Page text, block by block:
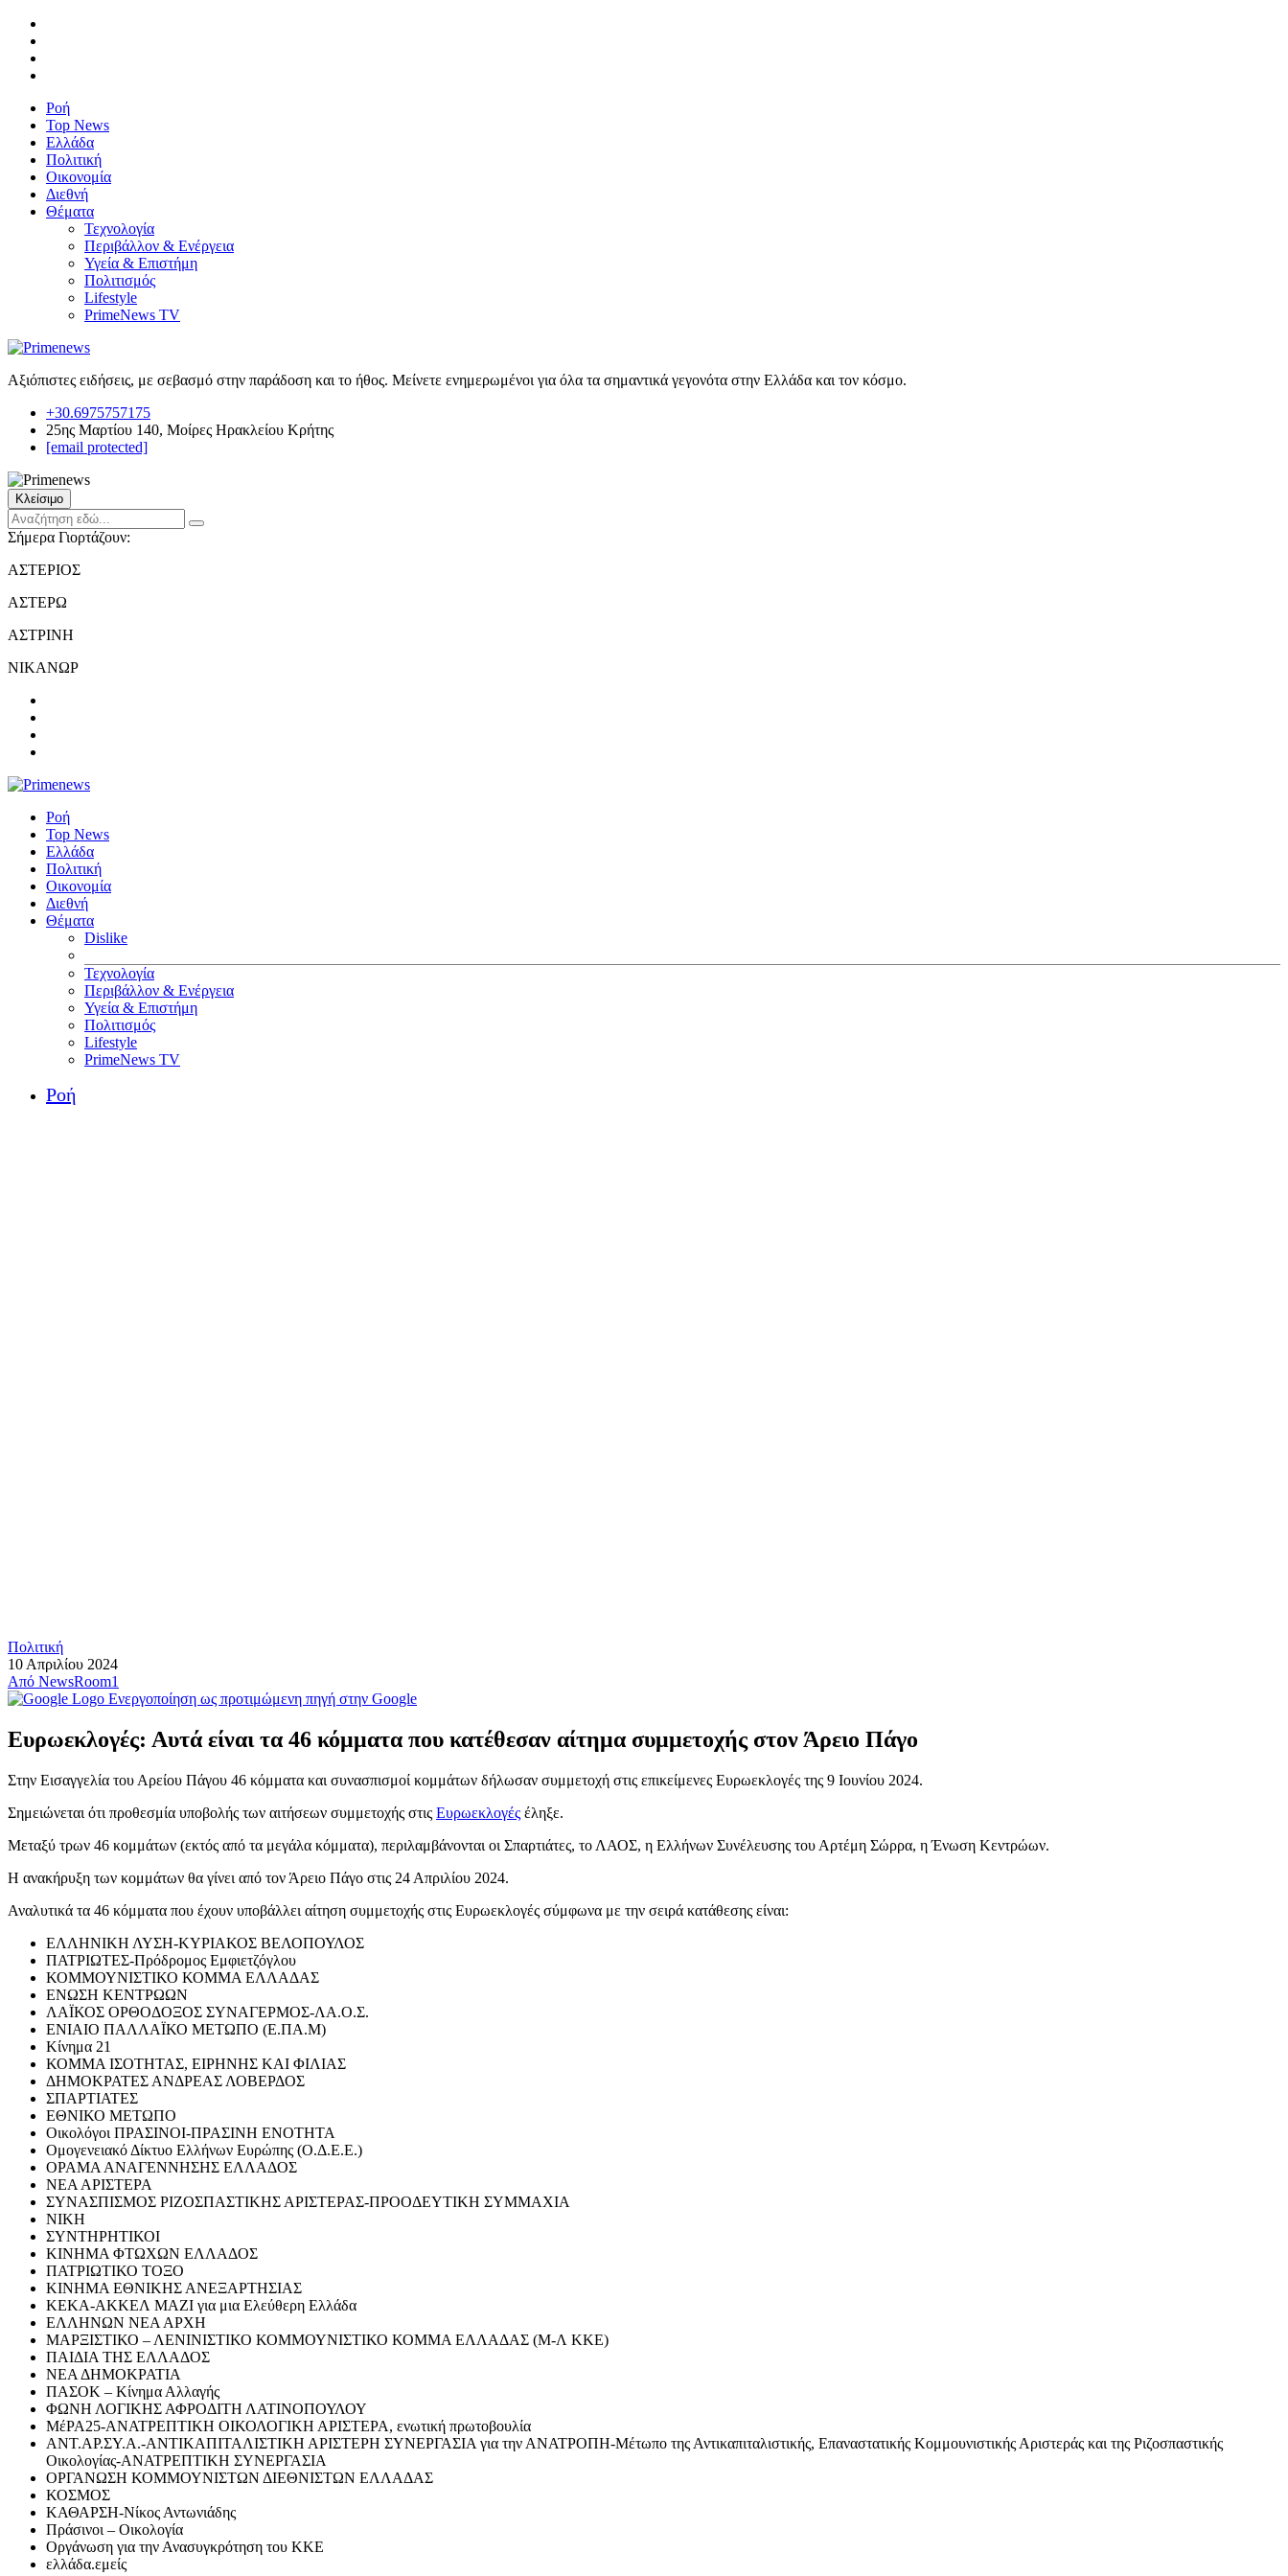
Ροή
Top News
Ελλάδα
Πολιτική
Οικονομία
Διεθνή
Θέματα
Τεχνολογία
Περιβάλλον & Ενέργεια
Υγεία & Επιστήμη
Πολιτισμός
Lifestyle
PrimeNews TV
Αξιόπιστες ειδήσεις, με σεβασμό στην παράδοση και το ήθος. Μείνετε ενημερωμένοι για όλα τα σημαντικά γεγονότα στην Ελλάδα και τον κόσμο.
+30.6975757175
25ης Μαρτίου 140, Μοίρες Ηρακλείου Κρήτης
[email protected]
Κλείσιμο
Σήμερα Γιορτάζουν:
ΑΣΤΕΡΙΟΣ
ΑΣΤΕΡΩ
ΑΣΤΡΙΝΗ
ΝΙΚΑΝΩΡ
Ροή
Top News
Ελλάδα
Πολιτική
Οικονομία
Διεθνή
Θέματα
Dislike
Τεχνολογία
Περιβάλλον & Ενέργεια
Υγεία & Επιστήμη
Πολιτισμός
Lifestyle
PrimeNews TV
Ροή
Πολιτική
10 Απριλίου 2024
Από NewsRoom1
Ενεργοποίηση ως προτιμώμενη πηγή στην Google
Ευρωεκλογές: Αυτά είναι τα 46 κόμματα που κατέθεσαν αίτημα συμμετοχής στον Άρειο Πάγο
Στην Εισαγγελία του Αρείου Πάγου 46 κόμματα και συνασπισμοί κομμάτων δήλωσαν συμμετοχή στις επικείμενες Ευρωεκλογές της 9 Ιουνίου 2024.
Σημειώνεται ότι προθεσμία υποβολής των αιτήσεων συμμετοχής στις Ευρωεκλογές έληξε.
Μεταξύ τρων 46 κομμάτων (εκτός από τα μεγάλα κόμματα), περιλαμβάνονται οι Σπαρτιάτες, το ΛΑΟΣ, η Ελλήνων Συνέλευσης του Αρτέμη Σώρρα, η Ένωση Κεντρώων.
Η ανακήρυξη των κομμάτων θα γίνει από τον Άρειο Πάγο στις 24 Απριλίου 2024.
Αναλυτικά τα 46 κόμματα που έχουν υποβάλλει αίτηση συμμετοχής στις Ευρωεκλογές σύμφωνα με την σειρά κατάθεσης είναι:
ΕΛΛΗΝΙΚΗ ΛΥΣΗ-ΚΥΡΙΑΚΟΣ ΒΕΛΟΠΟΥΛΟΣ
ΠΑΤΡΙΩΤΕΣ-Πρόδρομος Εμφιετζόγλου
ΚΟΜΜΟΥΝΙΣΤΙΚΟ ΚΟΜΜΑ ΕΛΛΑΔΑΣ
ΕΝΩΣΗ ΚΕΝΤΡΩΩΝ
ΛΑΪΚΟΣ ΟΡΘΟΔΟΞΟΣ ΣΥΝΑΓΕΡΜΟΣ-ΛΑ.Ο.Σ.
ΕΝΙΑΙΟ ΠΑΛΛΑΪΚΟ ΜΕΤΩΠΟ (Ε.ΠΑ.Μ)
Κίνημα 21
ΚΟΜΜΑ ΙΣΟΤΗΤΑΣ, ΕΙΡΗΝΗΣ ΚΑΙ ΦΙΛΙΑΣ
ΔΗΜΟΚΡΑΤΕΣ ΑΝΔΡΕΑΣ ΛΟΒΕΡΔΟΣ
ΣΠΑΡΤΙΑΤΕΣ
ΕΘΝΙΚΟ ΜΕΤΩΠΟ
Oικολόγοι ΠΡΑΣΙΝΟΙ-ΠΡΑΣΙΝΗ ΕΝΟΤΗΤΑ
Ομογενειακό Δίκτυο Ελλήνων Ευρώπης (Ο.Δ.Ε.Ε.)
ΟΡΑΜΑ ΑΝΑΓΕΝΝΗΣΗΣ ΕΛΛΑΔΟΣ
ΝΕΑ ΑΡΙΣΤΕΡΑ
ΣΥΝΑΣΠΙΣΜΟΣ ΡΙΖΟΣΠΑΣΤΙΚΗΣ ΑΡΙΣΤΕΡΑΣ-ΠΡΟΟΔΕΥΤΙΚΗ ΣΥΜΜΑΧΙΑ
ΝΙΚΗ
ΣΥΝΤΗΡΗΤΙΚΟΙ
ΚΙΝΗΜΑ ΦΤΩΧΩΝ ΕΛΛΑΔΟΣ
ΠΑΤΡΙΩΤΙΚΟ ΤΟΞΟ
ΚΙΝΗΜΑ ΕΘΝΙΚΗΣ ΑΝΕΞΑΡΤΗΣΙΑΣ
ΚΕΚΑ-ΑΚΚΕΛ ΜΑΖΙ για μια Ελεύθερη Ελλάδα
ΕΛΛΗΝΩΝ ΝΕΑ ΑΡΧΗ
ΜΑΡΞΙΣΤΙΚΟ – ΛΕΝΙΝΙΣΤΙΚΟ ΚΟΜΜΟΥΝΙΣΤΙΚΟ ΚΟΜΜΑ ΕΛΛΑΔΑΣ (Μ-Λ ΚΚΕ)
ΠΑΙΔΙΑ ΤΗΣ ΕΛΛΑΔΟΣ
ΝΕΑ ΔΗΜΟΚΡΑΤΙΑ
ΠΑΣΟΚ – Κίνημα Αλλαγής
ΦΩΝΗ ΛΟΓΙΚΗΣ ΑΦΡΟΔΙΤΗ ΛΑΤΙΝΟΠΟΥΛΟΥ
ΜέΡΑ25-ΑΝΑΤΡΕΠΤΙΚΗ ΟΙΚΟΛΟΓΙΚΗ ΑΡΙΣΤΕΡΑ, ενωτική πρωτοβουλία
ΑΝΤ.ΑΡ.ΣΥ.Α.-ΑΝΤΙΚΑΠΙΤΑΛΙΣΤΙΚΗ ΑΡΙΣΤΕΡΗ ΣΥΝΕΡΓΑΣΙΑ για την ΑΝΑΤΡΟΠΗ-Μέτωπο της Αντικαπιταλιστικής, Επαναστατικής Κομμουνιστικής Αριστεράς και της Ριζοσπαστικής
Οικολογίας-ΑΝΑΤΡΕΠΤΙΚΗ ΣΥΝΕΡΓΑΣΙΑ
ΟΡΓΑΝΩΣΗ ΚΟΜΜΟΥΝΙΣΤΩΝ ΔΙΕΘΝΙΣΤΩΝ ΕΛΛΑΔΑΣ
ΚΟΣΜΟΣ
ΚΑΘΑΡΣΗ-Νίκος Αντωνιάδης
Πράσινοι – Οικολογία
Οργάνωση για την Ανασυγκρότηση του ΚΚΕ
ελλάδα.εμείς